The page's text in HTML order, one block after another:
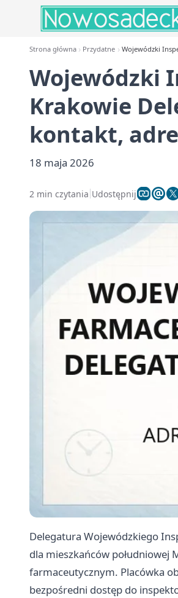
Strona główna Przydatne Wojewódzki
Wojewódzki
Krakowie
kontakt,
18 maja 2026
2 min czytania Udostępnij
Delegatura Wojewódzkiego
dla mieszkańców południowej
farmaceutycznym. Placówka
bezpośredni dostęp do